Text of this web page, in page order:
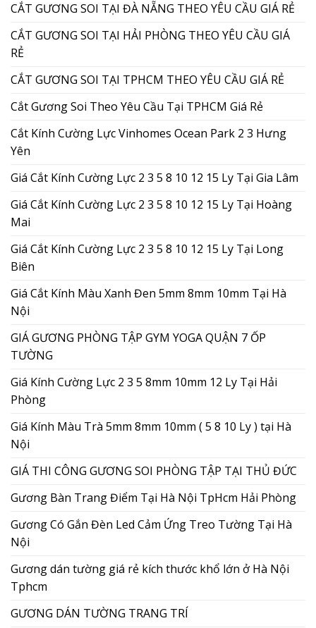
CẮT GƯƠNG SOI TẠI ĐÀ NẴNG THEO YÊU CẦU GIÁ RẺ
CẮT GƯƠNG SOI TẠI HẢI PHÒNG THEO YÊU CẦU GIÁ
RẺ
CẮT GƯƠNG SOI TẠI TPHCM THEO YÊU CẦU GIÁ RẺ
Cắt Gương Soi Theo Yêu Cầu Tại TPHCM Giá Rẻ
Cắt Kính Cường Lực Vinhomes Ocean Park 2 3 Hưng
Yên
Giá Cắt Kính Cường Lực 2 3 5 8 10 12 15 Ly Tại Gia Lâm
Giá Cắt Kính Cường Lực 2 3 5 8 10 12 15 Ly Tại Hoàng
Mai
Giá Cắt Kính Cường Lực 2 3 5 8 10 12 15 Ly Tại Long
Biên
Giá Cắt Kính Màu Xanh Đen 5mm 8mm 10mm Tại Hà
Nội
GIÁ GƯƠNG PHÒNG TẬP GYM YOGA QUẬN 7 ỐP
TƯỜNG
Giá Kính Cường Lực 2 3 5 8mm 10mm 12 Ly Tại Hải
Phòng
Giá Kính Màu Trà 5mm 8mm 10mm ( 5 8 10 Ly ) tại Hà
Nội
GIÁ THI CÔNG GƯƠNG SOI PHÒNG TẬP TẠI THỦ ĐỨC
Gương Bàn Trang Điểm Tại Hà Nội TpHcm Hải Phòng
Gương Có Gắn Đèn Led Cảm Ứng Treo Tường Tại Hà
Nội
Gương dán tường giá rẻ kích thước khổ lớn ở Hà Nội
Tphcm
GƯƠNG DÁN TƯỜNG TRANG TRÍ